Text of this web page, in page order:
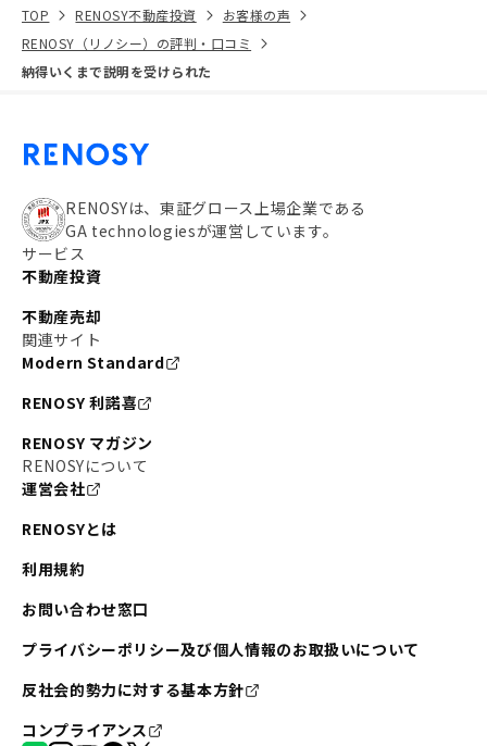
TOP RENOSY不動産投資
お客様の声
RENOSY（リノシー）の評判・口コミ
納得いくまで説明を受けられた
RENOSYは、東証グロース上場企業である
GA technologiesが運営しています。
サービス
不動産投資
不動産売却
関連サイト
Modern Standard
RENOSY 利諾喜
RENOSY マガジン
RENOSYについて
運営会社
RENOSYとは
利用規約
お問い合わせ窓口
プライバシーポリシー及び個人情報のお取扱いについて
反社会的勢力に対する基本方針
コンプライアンス